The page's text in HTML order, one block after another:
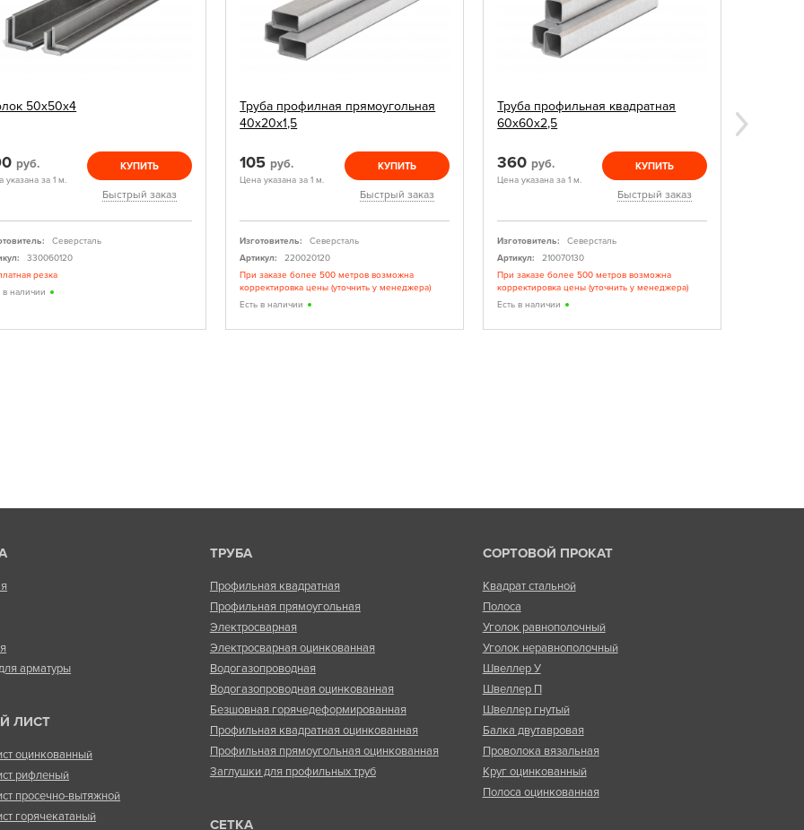
50х50х4
руб.
указана за 1 м.
КУПИТЬ
Быстрый заказ
Северсталь
330060120
резка
в наличии
Труба профилная прямоугольная
40х20х1,5
105 руб.
Цена указана за 1 м.
КУПИТЬ
Быстрый заказ
Изготовитель:
Северсталь
Артикул:
220020120
При заказе более 500 метров возможна
корректировка цены (уточнить у менеджера)
Есть в наличии
Труба профильная квадратная
60х60х2,5
360 руб.
Цена указана за 1 м.
КУПИТЬ
Быстрый заказ
Изготовитель:
Северсталь
Артикул:
210070130
При заказе более 500 метров возможна
корректировка цены (уточнить у менеджера)
Есть в наличии
арматуры
ЛИСТ
оцинкованный
рифленый
просечно-вытяжной
горячекатаный
ТРУБА
Профильная квадратная
Профильная прямоугольная
Электросварная
Электросварная оцинкованная
Водогазопроводная
Водогазопроводная оцинкованная
Безшовная горячедеформированная
Профильная квадратная оцинкованная
Профильная прямоугольная оцинкованная
Заглушки для профильных труб
СЕТКА
СОРТОВОЙ ПРОКАТ
Квадрат стальной
Полоса
Уголок равнополочный
Уголок неравнополочный
Швеллер У
Швеллер П
Швеллер гнутый
Балка двутавровая
Проволока вязальная
Круг оцинкованный
Полоса оцинкованная